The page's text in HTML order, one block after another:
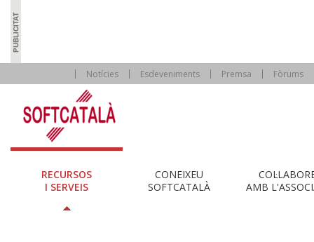
Notícies Esdeveniments Premsa Fòrums
RECURSOS
I SERVEIS
CONEIXEU
SOFTCATALÀ
AMB